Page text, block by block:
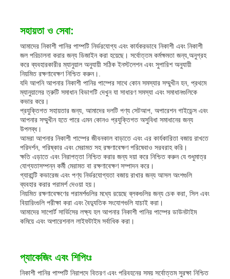
সহায়তা ও সেবা:
আমাদের নিকাশী পানির পাম্পটি নির্ভরযোগ্য এবং কার্যকরভাবে নিকাশী এবং নিকাশী
জল পরিচালনা করার জন্য ডিজাইন করা হয়েছে। সর্বোত্তম কর্মক্ষমতা জন্য,অনুগ্রহ
করে ব্যবহারকারীর ম্যানুয়াল অনুযায়ী সঠিক ইনস্টলেশন এবং সুপারিশ অনুযায়ী
নিয়মিত রক্ষণাবেক্ষণ নিশ্চিত করুন।.
যদি আপনি আপনার নিকাশী পানির পাম্পের সাথে কোন সমস্যার সম্মুখীন হন, প্রথমে
ম্যানুয়ালের ত্রুটি সমাধান বিভাগটি দেখুন যা সাধারণ সমস্যা এবং সমাধানগুলিকে
কভার করে।
প্রযুক্তিগত সহায়তার জন্য, আমাদের দলটি পণ্য সেটআপ, অপারেশন গাইডেন্স এবং
আপনার সম্মুখীন হতে পারে এমন কোনও প্রযুক্তিগত অসুবিধা সমাধানের জন্য
উপলব্ধ।
আমরা আপনার নিকাশী পাম্পের জীবনকাল বাড়াতে এবং এর কার্যকারিতা বজায় রাখতে
পরিদর্শন, পরিষ্কার এবং মেরামত সহ রক্ষণাবেক্ষণ পরিষেবাও সরবরাহ করি।
ক্ষতি এড়াতে এবং নিরাপত্তা নিশ্চিত করার জন্য দয়া করে নিশ্চিত করুন যে শুধুমাত্র
যোগ্যতাসম্পন্ন কর্মী মেরামত বা রক্ষণাবেক্ষণ সম্পাদন করে।
গ্যারান্টি কভারেজ এবং পণ্য নির্ভরযোগ্যতা বজায় রাখার জন্য আসল অংশগুলি
ব্যবহার করার পরামর্শ দেওয়া হয়।
নিয়মিত রক্ষণাবেক্ষণের পরামর্শগুলির মধ্যে রয়েছে ব্লকগুলির জন্য চেক করা, সিল এবং
বিয়ারিংগুলি পরীক্ষা করা এবং বৈদ্যুতিক সংযোগগুলি যাচাই করা।
আমাদের সাপোর্ট সার্ভিসের লক্ষ্য হল আপনার নিকাশী পানির পাম্পের ডাউনটাইম
কমিয়ে এবং অপারেশনাল লাইফটাইম সর্বাধিক করা।
প্যাকেজিং এবং শিপিংঃ
নিকাশী পানির পাম্পটি নিরাপদে বিতরণ এবং পরিবহনের সময় সর্বোত্তম সুরক্ষা নিশ্চিত